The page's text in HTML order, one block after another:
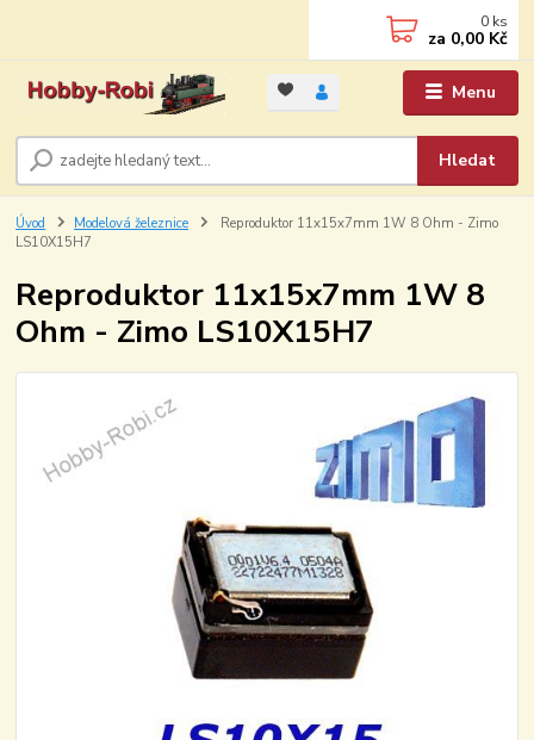
Menu
Hledat
0 ks
za 0,00 Kč
Úvod Modelová železnice
Reproduktor 11x15x7mm 1W 8 Ohm - Zimo
LS10X15H7
Reproduktor 11x15x7mm 1W 8
Ohm - Zimo LS10X15H7